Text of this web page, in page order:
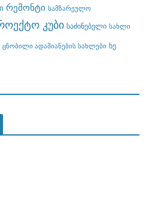
რემონტი სამზარეულო
კუბი საძინებელი სახლი
ცნობილი ადამიანების სახლები ხე